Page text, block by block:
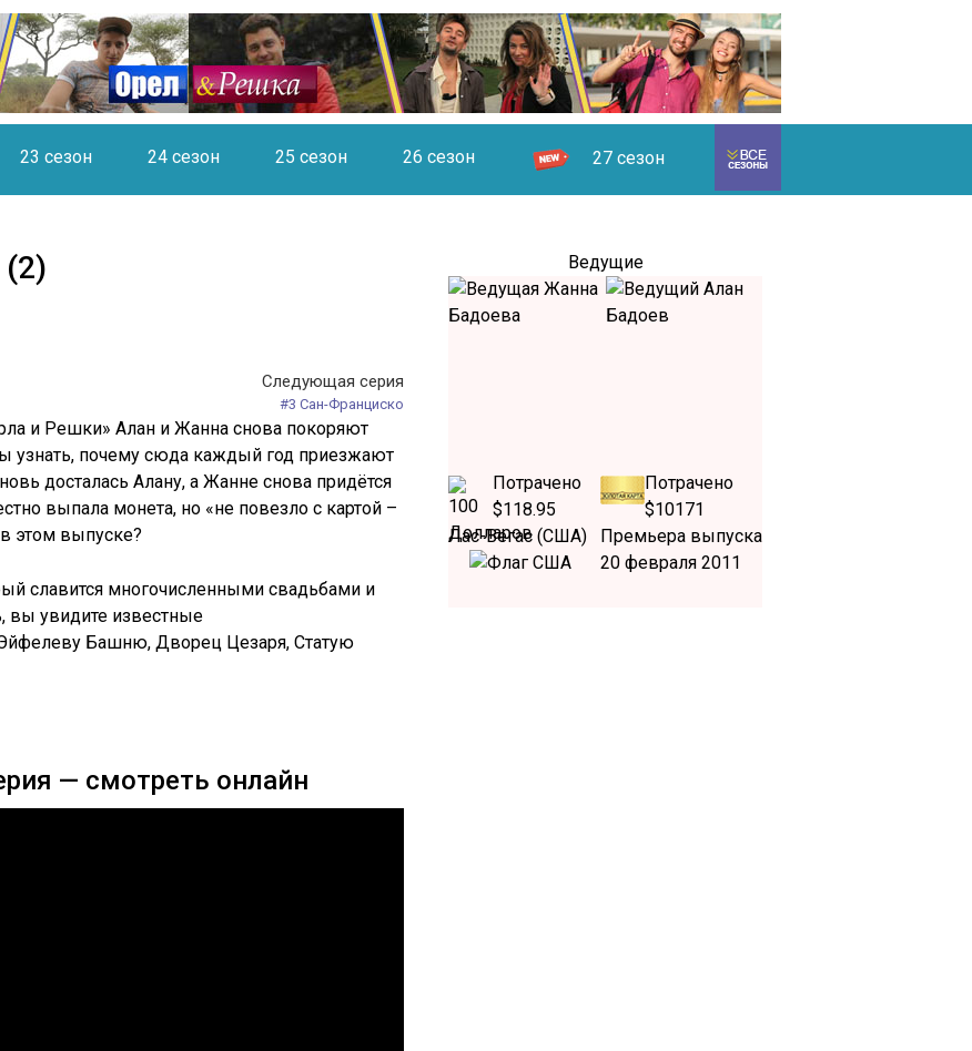
23 сезон 24 сезон 25 сезон 26 сезон 27 сезон
Следующая серия
#3 Сан-Франциско
и Решки» Алан и Жанна снова покоряют
узнать, почему сюда каждый год приезжают
досталась Алану, а Жанне снова придётся
выпала монета, но «не повезло с картой –
этом выпуске?
славится многочисленными свадьбами и
вы увидите известные
Эйфелеву Башню, Дворец Цезаря, Статую
— смотреть онлайн
Ведущие
Потрачено
$118.95
Потрачено
$10171
Лас-Вегас (США)
Премьера выпуска
20 февраля 2011